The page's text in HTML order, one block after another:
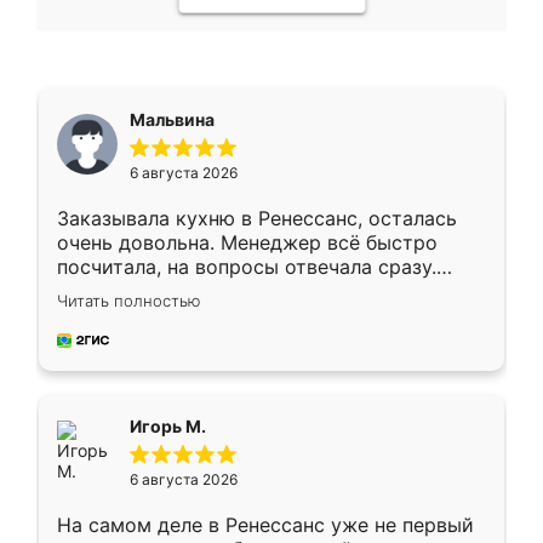
Мальвина
6 августа 2026
Заказывала кухню в Ренессанс, осталась
очень довольна. Менеджер всё быстро
посчитала, на вопросы отвечала сразу.
Замерщик приехал в субботу, подошёл к
делу со всей ответственностью. Собрали
за день, ребята работали аккуратно, даже
Читать полностью
Игорь М.
6 августа 2026
На самом деле в Ренессанс уже не первый